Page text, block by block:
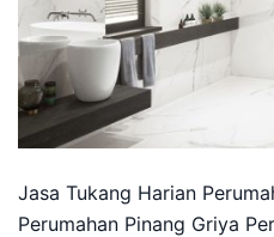
Jasa Tukang Harian
Perumahan Pinang Griya